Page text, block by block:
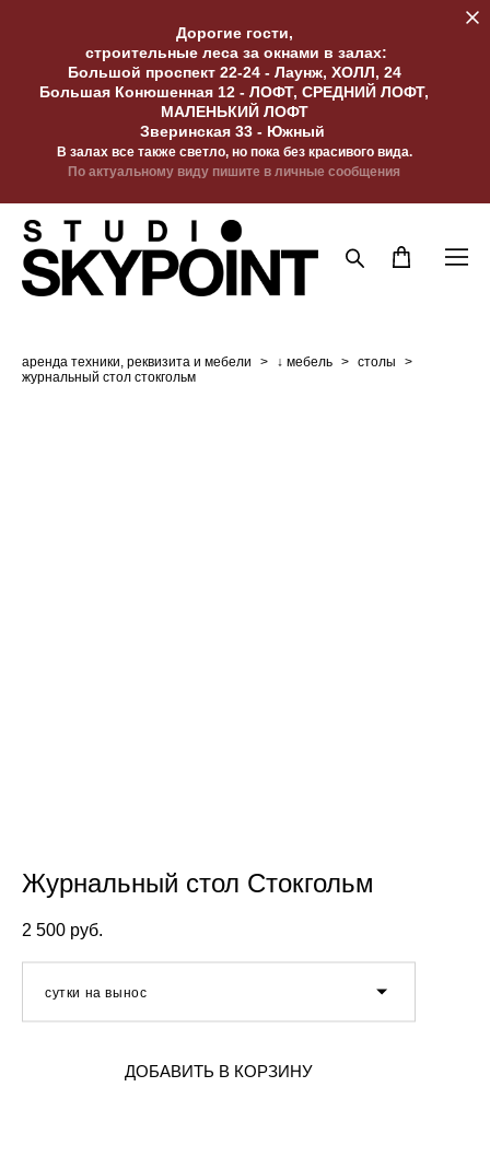
Дорогие гости,
строительные леса за окнами в залах:
Большой проспект 22-24 - Лаунж, ХОЛЛ, 24
Большая Конюшенная 12 - ЛОФТ, СРЕДНИЙ ЛОФТ,
МАЛЕНЬКИЙ ЛОФТ
Зверинская 33 - Южный
В залах все также светло, но пока без красивого вида.
По актуальному виду пишите в личные сообщения
аренда техники, реквизита и мебели > ↓ мебель > столы
>
журнальный стол стокгольм
Журнальный стол Стокгольм
2 500 pуб.
сутки на вынос
ДОБАВИТЬ В КОРЗИНУ